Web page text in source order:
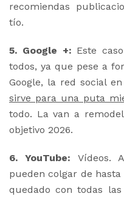
recomiendas
tío.
5. Google +: Este
todos, ya que pese a
Google, la red social
sirve para una puta
todo. La van a
objetivo 2026.
6. YouTube: Vídeos.
pueden colgar de hasta
quedado con todas